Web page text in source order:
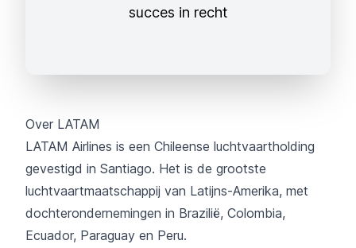
succes in recht
Over LATAM
LATAM Airlines is een Chileense luchtvaartholding
gevestigd in Santiago. Het is de grootste
luchtvaartmaatschappij van Latijns-Amerika, met
dochterondernemingen in Brazilië, Colombia,
Ecuador, Paraguay en Peru.